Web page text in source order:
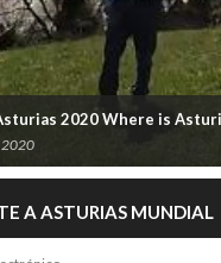
2020 Where is
2020
A ASTURIAS MUNDIAL